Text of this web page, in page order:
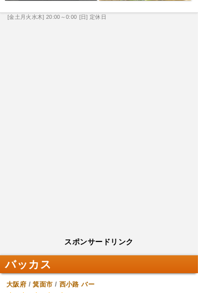
[金土月火水木] 20:00～0:00 [日] 定休日
スポンサードリンク
バッカス
大阪府 /箕面市 / 西小路 バー